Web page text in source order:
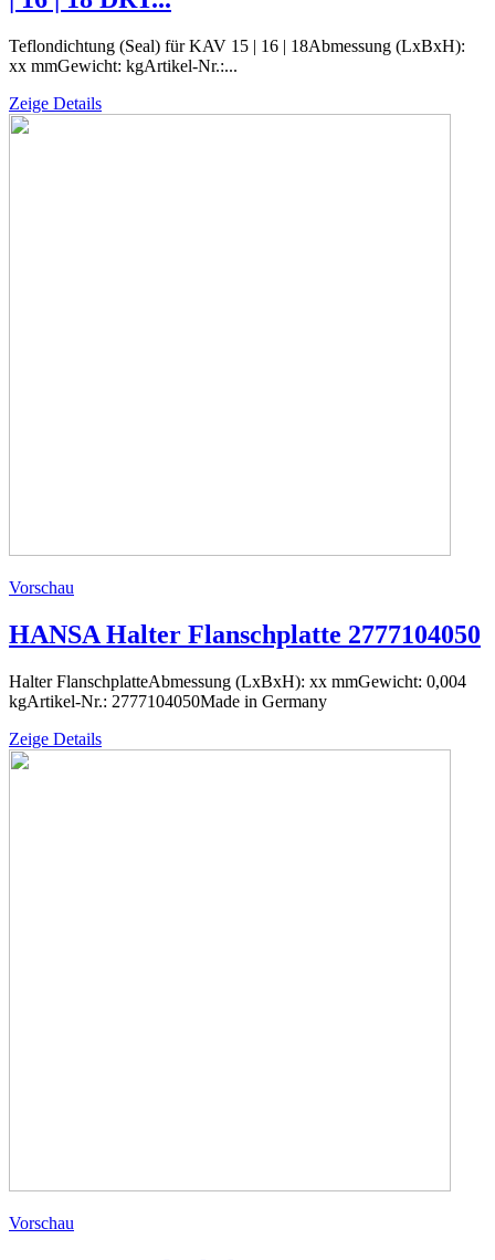
Teflondichtung (Seal) für KAV 15 | 16 | 18Abmessung (LxBxH):
xx mmGewicht: kgArtikel-Nr.:...
Zeige Details
Vorschau
HANSA Halter Flanschplatte 2777104050
Halter FlanschplatteAbmessung (LxBxH): xx mmGewicht: 0,004
kgArtikel-Nr.: 2777104050Made in Germany
Zeige Details
Vorschau